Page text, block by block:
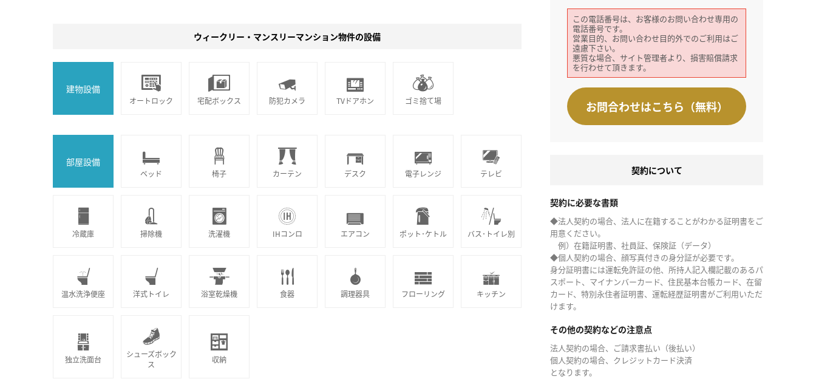
この電話番号は、お客様のお問い合わせ専用の
電話番号です。
営業目的、お問い合わせ目的外でのご利用はご
遠慮下さい。
悪質な場合、サイト管理者より、損害賠償請求
を行わせて頂きます。
お問合わせはこちら（無料）
契約について
契約に必要な書類
◆法人契約の場合、法人に在籍することがわかる証明書をご
用意ください。
例）在籍証明書、社員証、保険証（データ）
◆個人契約の場合、顔写真付きの身分証が必要です。
身分証明書には運転免許証の他、所持人記入欄記載のあるパ
スポート、マイナンバーカード、住民基本台帳カード、在留
カード、特別永住者証明書、運転経歴証明書がご利用いただ
けます。
その他の契約などの注意点
法人契約の場合、ご請求書払い（後払い）
個人契約の場合、クレジットカード決済
となります。
ウィークリー・マンスリーマンション物件の設備
建物設備
オートロック 宅配ボックス 防犯カメラ TVドアホン ゴミ捨て場
部屋設備
ベッド 椅子 カーテン デスク 電子レンジ テレビ
冷蔵庫 掃除機 洗濯機 IHコンロ エアコン ポット･ケトル バス･トイレ別
温水洗浄便座 洋式トイレ 浴室乾燥機 食器 調理器具 フローリング キッチン
独立洗面台
シューズボック
ス
収納